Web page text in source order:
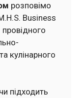
розповімо
Business
кулінарного
підходить